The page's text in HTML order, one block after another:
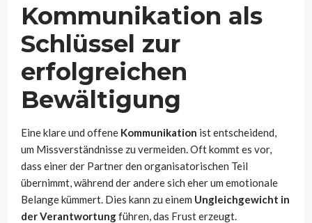
Kommunikation als
Schlüssel zur
erfolgreichen
Bewältigung
Eine klare und offene Kommunikation ist entscheidend,
um Missverständnisse zu vermeiden. Oft kommt es vor,
dass einer der Partner den organisatorischen Teil
übernimmt, während der andere sich eher um emotionale
Belange kümmert. Dies kann zu einem Ungleichgewicht in
der Verantwortungführen, das Frust erzeugt.